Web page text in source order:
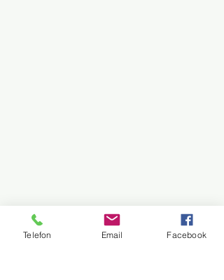
Telefon Email Facebook